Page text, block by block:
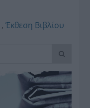
,Έκθεση Βιβλίου